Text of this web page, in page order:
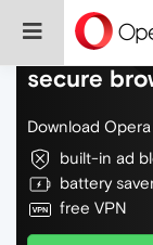
Do more
secure
Download
built-in ad
battery
free VPN